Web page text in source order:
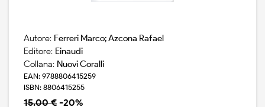
Autore: Ferreri Marco; Azcona Rafael
Editore: Einaudi
Collana: Nuovi Coralli
EAN: 9788806415259
ISBN: 8806415255
15.00 € -20%